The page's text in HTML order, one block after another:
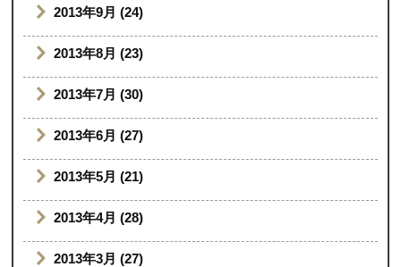
2013年9月 (24)
2013年8月 (23)
2013年7月 (30)
2013年6月 (27)
2013年5月 (21)
2013年4月 (28)
2013年3月 (27)